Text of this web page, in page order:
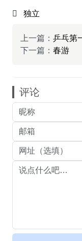
独立
上一篇： 乒乓第
下一篇： 春游
评论